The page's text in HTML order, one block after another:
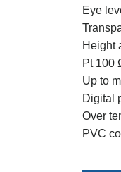
Eye
Height
Pt 100
Up to
Digital
Over
PVC